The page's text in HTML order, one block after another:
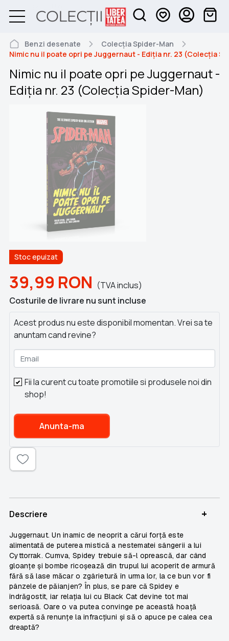
Benzi desenate
Colecția Spider-Man
Nimic nu il poate opri pe Juggernaut - Ediția nr. 23 (Colecția
Nimic nu il poate opri pe Juggernaut -
Ediția nr. 23 (Colecția Spider-Man)
Stoc epuizat
39,99 RON (TVA inclus)
Costurile de livrare nu sunt incluse
Acest produs nu este disponibil momentan. Vrei sa te
anuntam cand revine?
Email
Fii la curent cu toate promotiile si produsele noi din
shop!
Anunta-ma
Descriere +
Juggernaut. Un inamic de neoprit a cărui forță este
alimentată de puterea mistică a nestematei sângerii a lui
Cyttorrak. Cumva, Spidey trebuie să-l oprească, dar când
gloanțe și bombe ricoșează din trupul lui acoperit de armură
fără să lase măcar o zgârietură în urma lor, la ce bun vor fi
pânzele de păianjen? În plus, se pare că Spidey e
îndrăgostit, iar relația lui cu Black Cat devine tot mai
serioasă. Oare o va putea convinge pe această hoață
expertă să renunțe la infracțiuni și să o apuce pe calea cea
dreaptă?